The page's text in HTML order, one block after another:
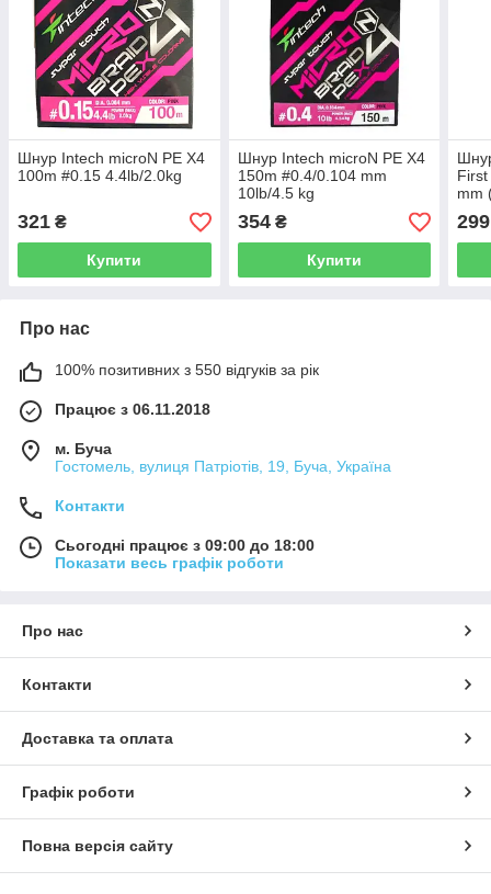
Шнур Intech microN PE X4
100m #0.15 4.4lb/2.0kg
321 ₴
Купити
Шнур Intech microN PE X4
150m #0.4/0.104 mm
10lb/4.5 kg
354₴
Купити
mm
299
Про нас
100% позитивних з 550 відгуків за рік
Працює з 06.11.2018
м. Буча
Гостомель, вулиця Патріотів, 19, Буча, Україна
Контакти
Сьогодні працює з 09:00 до 18:00
Показати весь графік роботи
Про нас
Контакти
Доставка та оплата
Графік роботи
Повна версія сайту